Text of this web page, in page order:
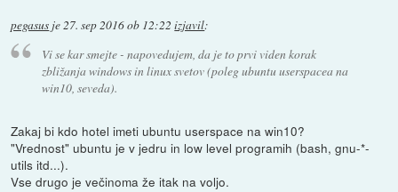
pegasus je27. sep 2016 ob 12:22 izjavil:
Vi se kar smejte - napovedujem, da je to prvi viden korak
zbližanja windows in linux svetov (poleg ubuntu userspacea na
win10, seveda).
Zakaj bi kdo hotel imeti ubuntu userspace na win10?
"Vrednost" ubuntu je v jedru in low level programih (bash, gnu-*-
utils itd...).
Vse drugo je večinoma že itak na voljo.